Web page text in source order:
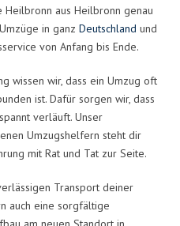
aus Heilbronn genau
in ganz Deutschland und
von Anfang bis Ende.
wissen wir, dass ein Umzug oft
ist. Dafür sorgen wir, dass
verläuft. Unser
Umzugshelfern steht dir
mit Rat und Tat zur Seite.
Transport deiner
auch eine sorgfältige